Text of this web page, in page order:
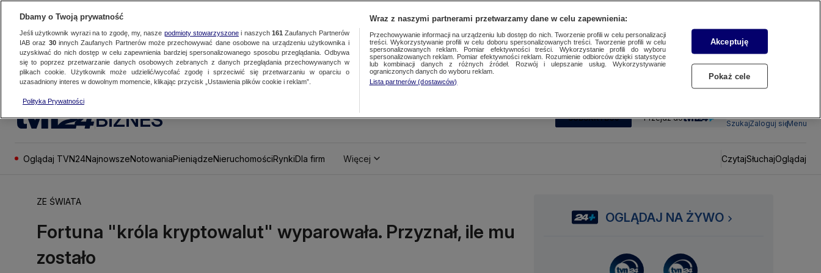
BIZNES SUBSKRYBUJ Przejdź do
SzukajZaloguj sięMenu
Oglądaj TVN24NajnowszeNotowaniaPieniądzeNieruchomościRynkiDla firm Więcej CzytajSłuchajOglądaj
ZE ŚWIATA
Fortuna "króla kryptowalut" wyparowała. Przyznał, ile mu
zostało
OGLĄDAJ NA ŻYWO
Dbamy o Twoją prywatność
Jeśli użytkownik wyrazi na to zgodę, my, nasze podmioty stowarzyszonei naszych 161 Zaufanych Partnerów
IAB oraz 30innych Zaufanych Partnerów może przechowywać dane osobowe na urządzeniu użytkownika i
uzyskiwać do nich dostęp w celu zapewnienia bardziej spersonalizowanego sposobu przeglądania. Odbywa
się to poprzez przetwarzanie danych osobowych zebranych z danych przeglądania przechowywanych w
plikach cookie. Użytkownik może udzielić/wycofać zgodę i sprzeciwić się przetwarzaniu w oparciu o
uzasadniony interes w dowolnym momencie, klikając przycisk „Ustawienia plików cookie i reklam”.
Polityka Prywatności
Wraz z naszymi partnerami przetwarzamy dane w celu zapewnienia:
Przechowywanie informacji na urządzeniu lub dostęp do nich. Tworzenie profili w celu personalizacji
treści. Wykorzystywanie profili w celu doboru spersonalizowanych treści. Tworzenie profili w celu
spersonalizowanych reklam. Pomiar efektywności treści. Wykorzystanie profili do wyboru
spersonalizowanych reklam. Pomiar efektywności reklam. Rozumienie odbiorców dzięki statystyce
lub kombinacji danych z różnych źródeł. Rozwój i ulepszanie usług. Wykorzystywanie
ograniczonych danych do wyboru reklam.
Lista partnerów (dostawców)
Akceptuję
Pokaż cele